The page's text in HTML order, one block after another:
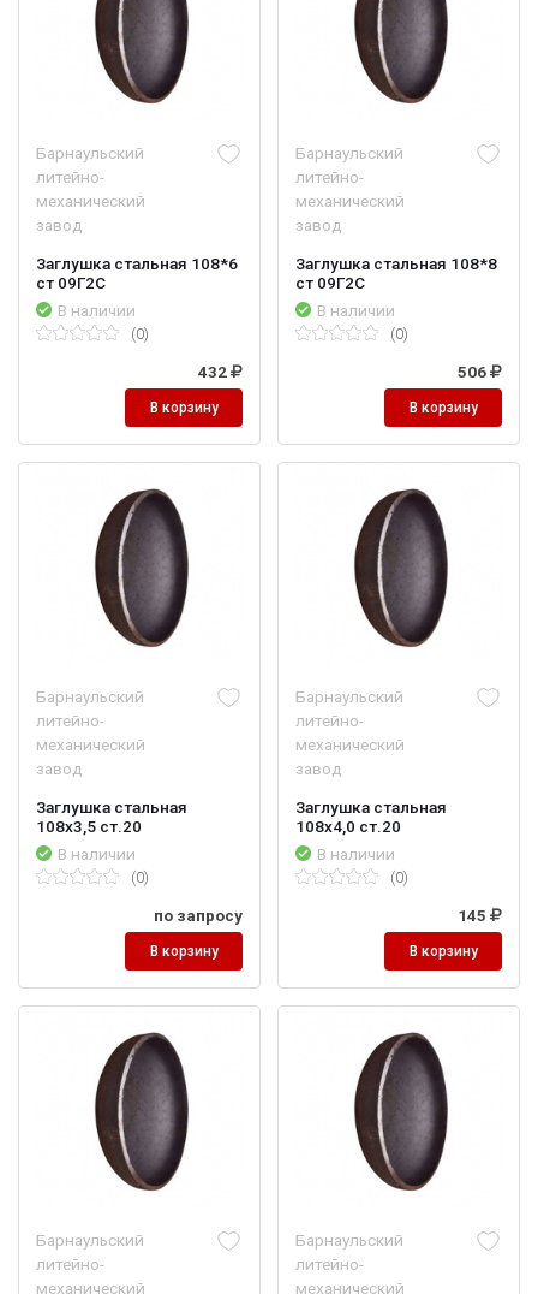
Барнаульский
литейно-
механический
завод
Заглушка стальная 108*6
ст 09Г2С
В наличии
(0)
432
В корзину
Барнаульский
литейно-
механический
завод
Заглушка стальная 108*8
ст 09Г2С
В наличии
(0)
506
В корзину
Барнаульский
литейно-
механический
завод
Заглушка стальная
108х3,5 ст.20
В наличии
(0)
по запросу
В корзину
Барнаульский
литейно-
механический
завод
Заглушка стальная
108х4,0 ст.20
В наличии
(0)
145
В корзину
Барнаульский
литейно-
механический
Барнаульский
литейно-
механический